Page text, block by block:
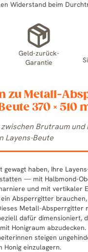
Widerstand beim
Geld-zurück-
Garantie
zu Metall-
370 × 510
Brutraum und
Layens-Beute
gewagt haben, Ihre
— mit Halbmond-
und mit vertikaler
ein Absperrgitter
Metall-Absperrgitter
dafür dimensioniert,
Honigraum abzudecken.
steigen
Honig einzulagern.